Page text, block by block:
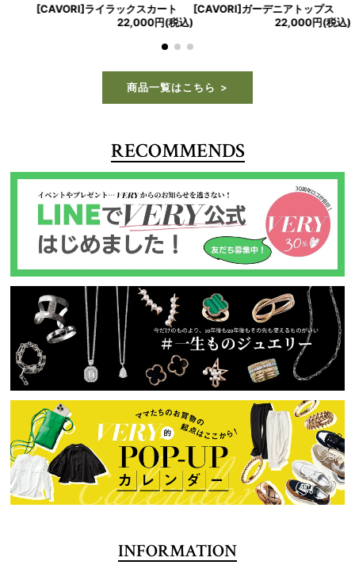
[CAVORI]ライラックスカート
22,000円(税込)
[CAVORI]ガーデニアトップス
22,000円(税込)
商品一覧はこちら
RECOMMENDS
INFORMATION